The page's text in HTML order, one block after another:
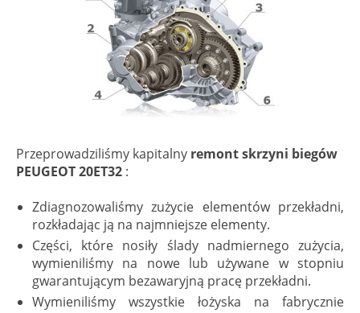
Przeprowadziliśmy kapitalny remont skrzyni biegów
PEUGEOT 20ET32 :
Zdiagnozowaliśmy zużycie elementów przekładni,
rozkładając ją na najmniejsze elementy.
Części, które nosiły ślady nadmiernego zużycia,
wymieniliśmy na nowe lub używane w stopniu
gwarantującym bezawaryjną pracę przekładni.
Wymieniliśmy wszystkie łożyska na fabrycznie